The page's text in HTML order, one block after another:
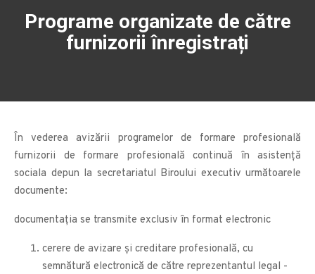
Programe organizate de către
furnizorii înregistrați
În vederea avizării programelor de formare profesională
furnizorii de formare profesională continuă în asistență
sociala depun la secretariatul Biroului executiv următoarele
documente:
documentația se transmite exclusiv în format electronic
cerere de avizare și creditare profesională, cu
semnătură electronică de către reprezentantul legal -